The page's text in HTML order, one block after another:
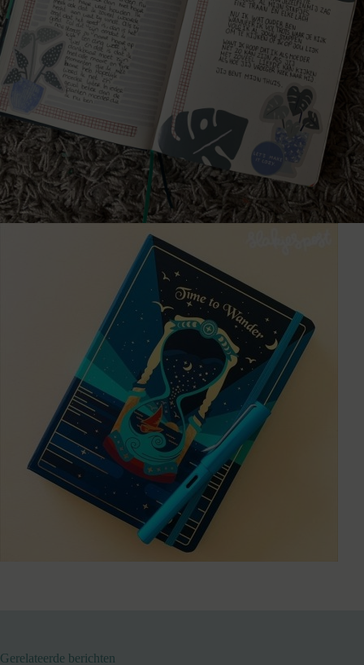
Gerelateerde berichten